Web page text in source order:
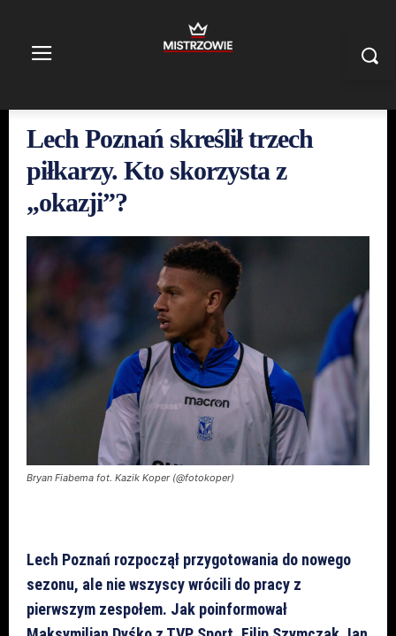
Lech Poznań skreślił trzech
piłkarzy. Kto skorzysta z
„okazji”?
Bryan Fiabema fot. Kazik Koper (@fotokoper)
Lech Poznań rozpoczął przygotowania do nowego
sezonu, ale nie wszyscy wrócili do pracy z
pierwszym zespołem. Jak poinformował